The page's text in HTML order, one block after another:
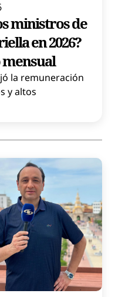
ministros de
en 2026?
mensual
la remuneración
y altos